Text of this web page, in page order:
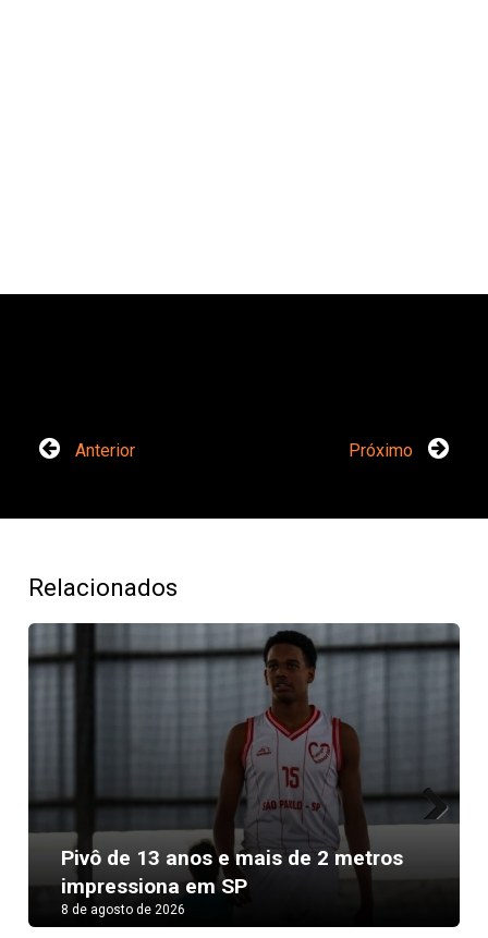
Anterior Próximo
Relacionados
Pivô de 13 anos e mais de 2 metros
impressiona em SP
8 de agosto de 2026